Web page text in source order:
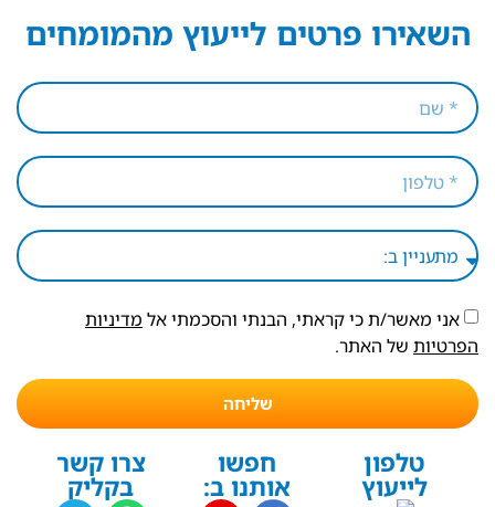
השאירו פרטים לייעוץ מהמומחים
אני מאשר/ת כי קראתי, הבנתי והסכמתי אל מדיניות
הפרטיות של האתר.
שליחה
טלפון
לייעוץ
חפשו
אותנו ב:
צרו קשר
בקליק